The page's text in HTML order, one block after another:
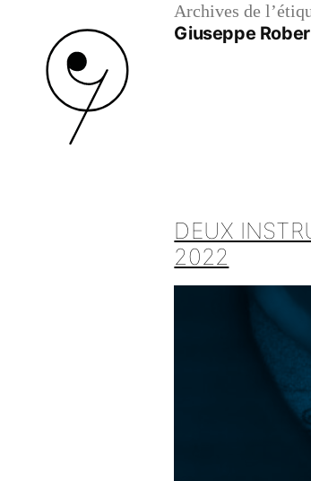
Archives de
Giuseppe
DEUX
2022